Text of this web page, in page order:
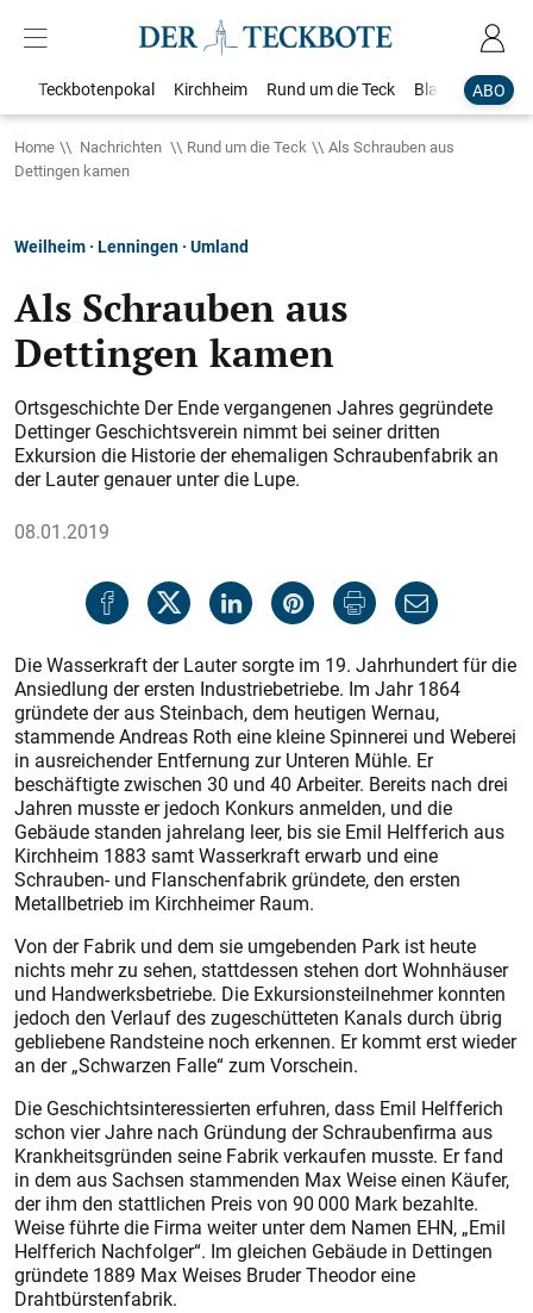
ABO
Teckbotenpokal Kirchheim Rund um die Teck Blaulicht
Home Nachrichten Rund um die Teck
Als Schrauben aus
Dettingen kamen
Weilheim · Lenningen · Umland
Als Schrauben aus
Dettingen kamen
Ortsgeschichte Der Ende vergangenen Jahres gegründete
Dettinger Geschichtsverein nimmt bei seiner dritten
Exkursion die Historie der ehemaligen Schraubenfabrik an
der Lauter genauer unter die Lupe.
08.01.2019
Die Wasserkraft der Lauter sorgte im 19. Jahrhundert für die
Ansiedlung der ersten Industriebetriebe. Im Jahr 1864
gründete der aus Steinbach, dem heutigen Wernau,
stammende Andreas Roth eine kleine Spinnerei und Weberei
in ausreichender Entfernung zur Unteren Mühle. Er
beschäftigte zwischen 30 und 40 Arbeiter. Bereits nach drei
Jahren musste er jedoch Konkurs anmelden, und die
Gebäude standen jahrelang leer, bis sie Emil Helfferich aus
Kirchheim 1883 samt Wasserkraft erwarb und eine
Schrauben- und Flanschenfabrik gründete, den ersten
Metallbetrieb im Kirchheimer Raum.
Von der Fabrik und dem sie umgebenden Park ist heute
nichts mehr zu sehen, stattdessen stehen dort Wohnhäuser
und Handwerksbetriebe. Die Exkursionsteilnehmer konnten
jedoch den Verlauf des zugeschütteten Kanals durch übrig
gebliebene Randsteine noch erkennen. Er kommt erst wieder
an der „Schwarzen Falle“ zum Vorschein.
Die Geschichtsinteressierten erfuhren, dass Emil Helfferich
schon vier Jahre nach Gründung der Schraubenfirma aus
Krankheitsgründen seine Fabrik verkaufen musste. Er fand
in dem aus Sachsen stammenden Max Weise einen Käufer,
der ihm den stattlichen Preis von 90 000 Mark bezahlte.
Weise führte die Firma weiter unter dem Namen EHN, „Emil
Helfferich Nachfolger“. Im gleichen Gebäude in Dettingen
gründete 1889 Max Weises Bruder Theodor eine
Drahtbürstenfabrik.